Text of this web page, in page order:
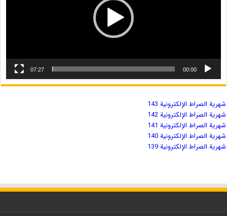
00:00
07:27
شهریة الصراط الإلكترونية 143
شهریة الصراط الإلكترونية 142
شهریة الصراط الإلكترونية 141
شهریة الصراط الإلكترونية 140
شهریة الصراط الإلكترونية 139